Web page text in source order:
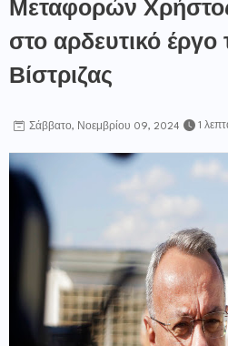
Μεταφορών
στο αρδευτικό έργο
Βίστριζας
Σάββατο, Νοεμβρίου 09, 2024 1